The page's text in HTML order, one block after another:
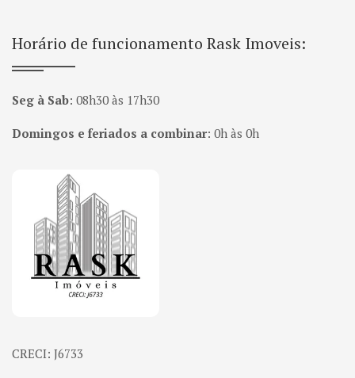
Horário de funcionamento Rask Imoveis:
Seg à Sab: 08h30 às 17h30
Domingos e feriados a combinar: 0h às 0h
Página inicial
CRECI: J6733